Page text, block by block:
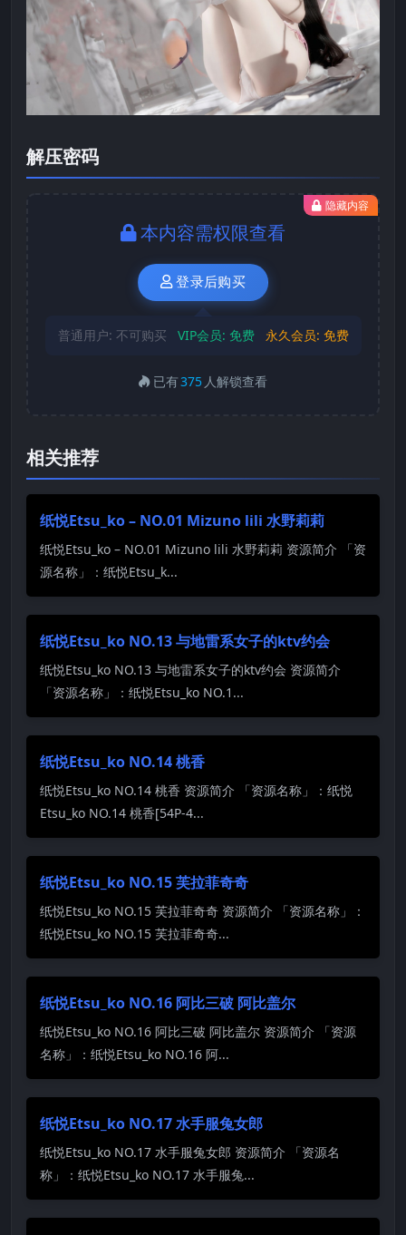
解压密码
隐藏内容
本内容需权限查看
登录后购买
普通用户: 不可购买 VIP会员: 免费 永久会员: 免费
已有375 人解锁查看
相关推荐
纸悦Etsu_ko – NO.01 Mizuno lili 水野莉莉
纸悦Etsu_ko – NO.01 Mizuno lili 水野莉莉 资源简介 「资
源名称」：纸悦Etsu_k...
纸悦Etsu_ko NO.13 与地雷系女子的ktv约会
纸悦Etsu_ko NO.13 与地雷系女子的ktv约会 资源简介
「资源名称」：纸悦Etsu_ko NO.1...
纸悦Etsu_ko NO.14 桃香
纸悦Etsu_ko NO.14 桃香 资源简介 「资源名称」：纸悦
Etsu_ko NO.14 桃香[54P-4...
纸悦Etsu_ko NO.15 芙拉菲奇奇
纸悦Etsu_ko NO.15 芙拉菲奇奇 资源简介 「资源名称」：
纸悦Etsu_ko NO.15 芙拉菲奇奇...
纸悦Etsu_ko NO.16 阿比三破 阿比盖尔
纸悦Etsu_ko NO.16 阿比三破 阿比盖尔 资源简介 「资源
名称」：纸悦Etsu_ko NO.16 阿...
纸悦Etsu_ko NO.17 水手服兔女郎
纸悦Etsu_ko NO.17 水手服兔女郎 资源简介 「资源名
称」：纸悦Etsu_ko NO.17 水手服兔...